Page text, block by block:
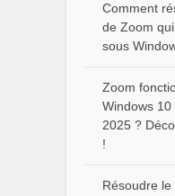
Comment
de Zoom
sous
Zoom
Windows
2025 ?
!
Résoudre